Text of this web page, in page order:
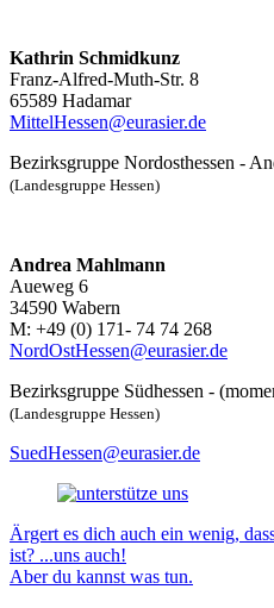
Kathrin Schmidkunz
Franz-Alfred-Muth-Str. 8
65589 Hadamar
MittelHessen@eurasier.de
Bezirksgruppe Nordosthessen -
(Landesgruppe Hessen)
Andrea Mahlmann
Aueweg 6
34590 Wabern
M: +49 (0) 171- 74 74 268
NordOstHessen@eurasier.de
Bezirksgruppe Südhessen -
(Landesgruppe Hessen)
SuedHessen@eurasier.de
Ärgert es dich auch ein wenig,
ist? ...uns auch!
Aber du kannst was tun.